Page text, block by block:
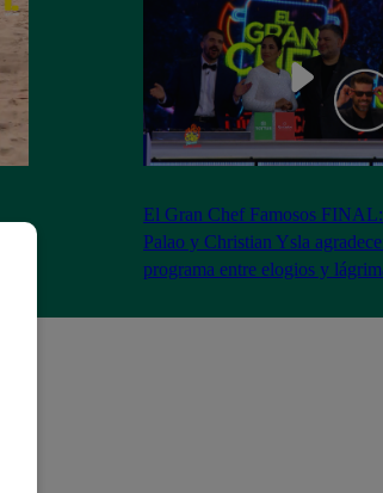
El Gran Chef Famosos
Palao y Christian Ysla
programa entre elogios y